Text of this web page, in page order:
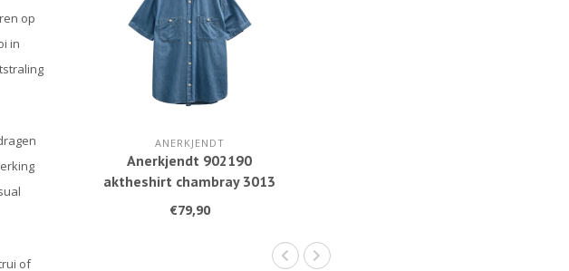
op
in
of
ANERKJENDT
Anerkjendt 902190
aktheshirt chambray 3013
blue denim
€79,90